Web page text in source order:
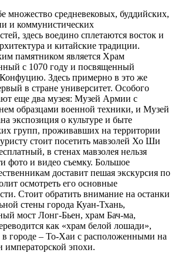
множество средневековых, буддийских,
и коммунистических
здесь воедино сплетаются восток и
и китайские традиции.
памятником является Храм
с 1070 году и посвященный
Здесь примерно в это же
в стране университет. Особого
еще два музея: Музей Армии с
образцами военной техники, и Музей
экспозиция о культуре и быте
групп, проживавших на территории
стоит посетить мавзолей Хо Ши
в стенах мавзолея нельзя
фото и видео съемку. Большое
доставит пешая экскурсия по
осмотреть его основные
Стоит обратить внимание на останки
стены города Куан-Тхань,
мост Лонг-Бьен, храм Бач-ма,
как «храм белой лошади»,
в городе – То-Хаи с расположенными на
императорской эпохи.